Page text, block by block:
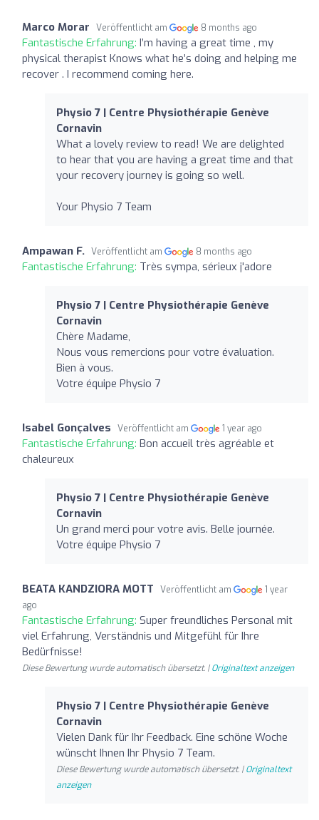
Marco Morar Veröffentlicht am 8 months ago
Fantastische Erfahrung: I’m having a great time , my
physical therapist Knows what he’s doing and helping me
recover . I recommend coming here.
Physio 7 | Centre Physiothérapie Genève
Cornavin
What a lovely review to read! We are delighted
to hear that you are having a great time and that
your recovery journey is going so well.
Your Physio 7 Team
Ampawan F. Veröffentlicht am 8 months ago
Fantastische Erfahrung: Très sympa, sérieux j'adore
Physio 7 | Centre Physiothérapie Genève
Cornavin
Chère Madame,
Nous vous remercions pour votre évaluation.
Bien à vous.
Votre équipe Physio 7
Isabel Gonçalves Veröffentlicht am 1 year ago
Fantastische Erfahrung: Bon accueil très agréable et
chaleureux
Physio 7 | Centre Physiothérapie Genève
Cornavin
Un grand merci pour votre avis. Belle journée.
Votre équipe Physio 7
BEATA KANDZIORA MOTT Veröffentlicht am
1 year
ago
Fantastische Erfahrung: Super freundliches Personal mit
viel Erfahrung, Verständnis und Mitgefühl für Ihre
Bedürfnisse!
Diese Bewertung wurde automatisch übersetzt. |Originaltext anzeigen
Physio 7 | Centre Physiothérapie Genève
Cornavin
Vielen Dank für Ihr Feedback. Eine schöne Woche
wünscht Ihnen Ihr Physio 7 Team.
Diese Bewertung wurde automatisch übersetzt. |Originaltext
anzeigen